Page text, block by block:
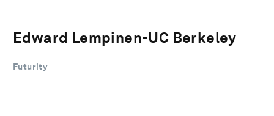
Edward Lempinen-UC Berkeley
Futurity